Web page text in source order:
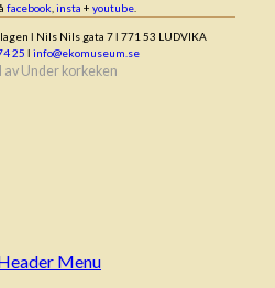
facebook insta + youtube.
ǀ Nils Nils gata 7 ǀ 771 53 LUDVIKA
25 ǀ info@ekomuseum.se
avUnder korkeken